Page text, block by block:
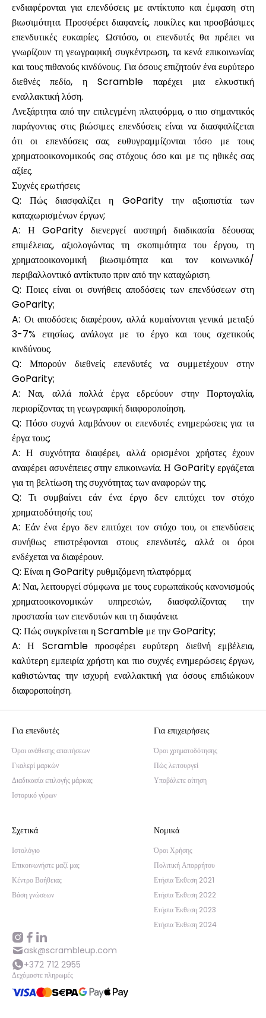
ενδιαφέρονται για επενδύσεις με αντίκτυπο και έμφαση στη
βιωσιμότητα. Προσφέρει διαφανείς, ποικίλες και προσβάσιμες
επενδυτικές ευκαιρίες. Ωστόσο, οι επενδυτές θα πρέπει να
γνωρίζουν τη γεωγραφική συγκέντρωση, τα κενά επικοινωνίας
και τους πιθανούς κινδύνους. Για όσους επιζητούν ένα ευρύτερο
διεθνές πεδίο, η Scramble παρέχει μια ελκυστική
εναλλακτική λύση.
Ανεξάρτητα από την επιλεγμένη πλατφόρμα, ο πιο σημαντικός
παράγοντας στις βιώσιμες επενδύσεις είναι να διασφαλίζεται
ότι οι επενδύσεις σας ευθυγραμμίζονται τόσο με τους
χρηματοοικονομικούς σας στόχους όσο και με τις ηθικές σας
αξίες.
Συχνές ερωτήσεις
Q: Πώς διασφαλίζει η GoParity την αξιοπιστία των
καταχωρισμένων έργων;
A: Η GoParity διενεργεί αυστηρή διαδικασία δέουσας
επιμέλειας, αξιολογώντας τη σκοπιμότητα του έργου, τη
χρηματοοικονομική βιωσιμότητα και τον κοινωνικό/
περιβαλλοντικό αντίκτυπο πριν από την καταχώριση.
Q: Ποιες είναι οι συνήθεις αποδόσεις των επενδύσεων στη
GoParity;
A: Οι αποδόσεις διαφέρουν, αλλά κυμαίνονται γενικά μεταξύ
3-7% ετησίως, ανάλογα με το έργο και τους σχετικούς
κινδύνους.
Q: Μπορούν διεθνείς επενδυτές να συμμετέχουν στην
GoParity;
A: Ναι, αλλά πολλά έργα εδρεύουν στην Πορτογαλία,
περιορίζοντας τη γεωγραφική διαφοροποίηση.
Q: Πόσο συχνά λαμβάνουν οι επενδυτές ενημερώσεις για τα
έργα τους;
A: Η συχνότητα διαφέρει, αλλά ορισμένοι χρήστες έχουν
αναφέρει ασυνέπειες στην επικοινωνία. Η GoParity εργάζεται
για τη βελτίωση της συχνότητας των αναφορών της.
Q: Τι συμβαίνει εάν ένα έργο δεν επιτύχει τον στόχο
χρηματοδότησής του;
A: Εάν ένα έργο δεν επιτύχει τον στόχο του, οι επενδύσεις
συνήθως επιστρέφονται στους επενδυτές, αλλά οι όροι
ενδέχεται να διαφέρουν.
Q: Είναι η GoParity ρυθμιζόμενη πλατφόρμα;
A: Ναι, λειτουργεί σύμφωνα με τους ευρωπαϊκούς κανονισμούς
χρηματοοικονομικών υπηρεσιών, διασφαλίζοντας την
προστασία των επενδυτών και τη διαφάνεια.
Q: Πώς συγκρίνεται η Scramble με την GoParity;
A: Η Scramble προσφέρει ευρύτερη διεθνή εμβέλεια,
καλύτερη εμπειρία χρήστη και πιο συχνές ενημερώσεις έργων,
καθιστώντας την ισχυρή εναλλακτική για όσους επιδιώκουν
διαφοροποίηση.
Για επενδυτές
Όροι ανάθεσης απαιτήσεων
Γκαλερί μαρκών
Διαδικασία επιλογής μάρκας
Ιστορικό γύρων
Για επιχειρήσεις
Όροι χρηματοδότησης
Πώς λειτουργεί
Υποβάλετε αίτηση
Σχετικά
Ιστολόγιο
Επικοινωνήστε μαζί μας
Κέντρο Βοήθειας
Βάση γνώσεων
Νομικά
Όροι Χρήσης
Πολιτική Απορρήτου
Ετήσια Έκθεση 2021
Ετήσια Έκθεση 2022
Ετήσια Έκθεση 2023
Ετήσια Έκθεση 2024
ask@scrambleup.com
+372 712 2955
Δεχόμαστε πληρωμές